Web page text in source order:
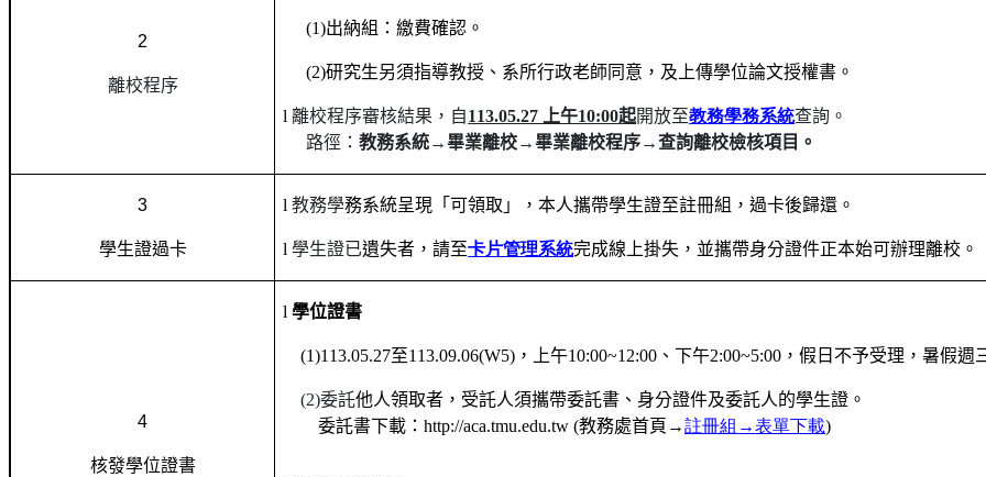
2
離校程序
(1)出納組：繳費確認。
(2)研究生另須指導教授、系所行政老師同意，及上傳學位論文授權書。
l離校程序審核結果，自113.05.27 上午10:00起開放至教務學務系統查詢 。
路徑：教務系統→畢業離校→畢業離校程序→查詢離校檢核項目。
3
學生證過卡
l教務學務系統呈現「可領取」，本人攜帶學生證至註冊組，過卡後歸還。
l學生證已遺失者，請至卡片管理系統完成線上掛失 ，並攜帶身分證件正本始可辦理離校。
4
核發學位證書
l學位證書
(1)113.05.27至113.09.06(W5) ，上午10:00~12:00 、下午2:00~5:00 ，假日不予受理，暑假週
(2)委託他人領取者，受託人須攜帶委託書、身分證件及委託人的學生證。
委託書下載：http://aca.tmu.edu.tw (教務處首頁 →註冊組 →表單下載)